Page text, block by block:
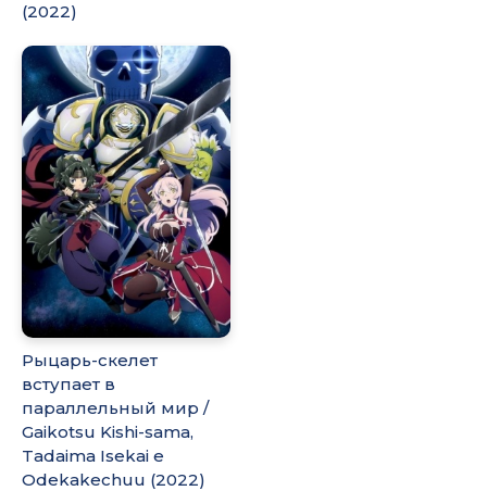
(2022)
Рыцарь-скелет
вступает в
параллельный мир /
Gaikotsu Kishi-sama,
Tadaima Isekai e
Odekakechuu (2022)